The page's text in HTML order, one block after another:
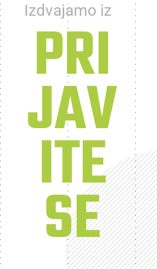
Izdvajamo iz
PRI
JAV
ITE
SE